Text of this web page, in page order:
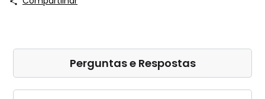
Perguntas e Respostas